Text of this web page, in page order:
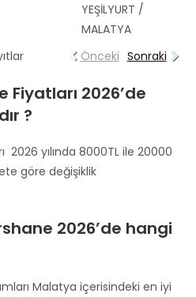
YEŞİLYURT /
MALATYA
Önceki Sonraki
2026’de
?
2026 yılında 8000TL ile 20000
göre değişiklik
2026’de hangi
Malatya içerisindeki en iyi